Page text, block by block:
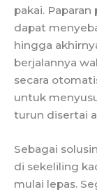
pakai.
dapat
hingga
berjalannya
secara
untuk
turun disertai
Sebagai
di sekeliling
mulai lepas.